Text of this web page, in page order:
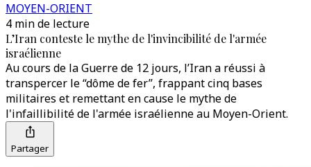
MOYEN-ORIENT
4 min de lecture
L’Iran conteste le mythe de l'invincibilité de l'armée
israélienne
Au cours de la Guerre de 12 jours, l’Iran a réussi à
transpercer le “dôme de fer”, frappant cinq bases
militaires et remettant en cause le mythe de
l'infaillibilité de l'armée israélienne au Moyen-Orient.
Partager